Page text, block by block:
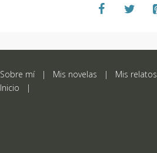
Sobre mí| Mis novelas | Mis relatos
Inicio |